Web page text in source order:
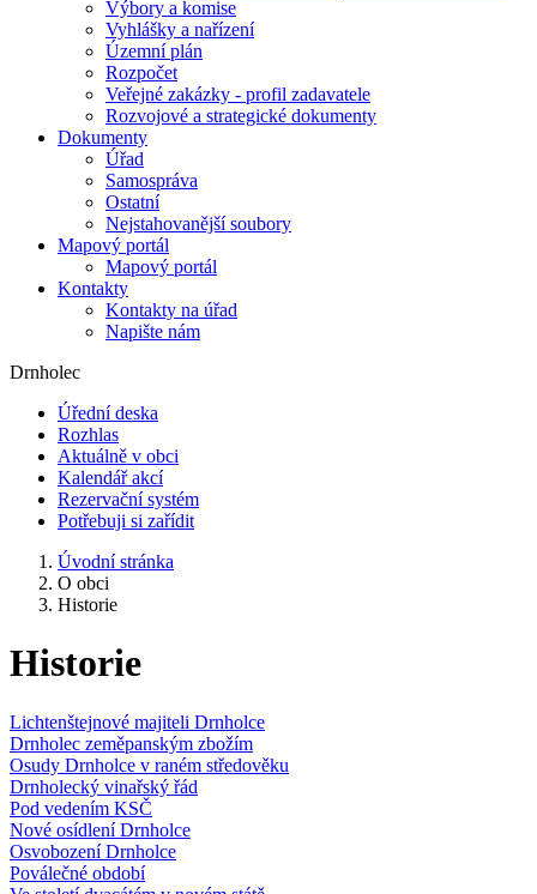
Výbory a komise
Vyhlášky a nařízení
Územní plán
Rozpočet
Veřejné zakázky - profil zadavatele
Rozvojové a strategické dokumenty
Dokumenty
Úřad
Samospráva
Ostatní
Nejstahovanější soubory
Mapový portál
Mapový portál
Kontakty
Kontakty na úřad
Napište nám
Drnholec
Úřední deska
Rozhlas
Aktuálně v obci
Kalendář akcí
Rezervační systém
Potřebuji si zařídit
Úvodní stránka
O obci
Historie
Historie
Lichtenštejnové majiteli Drnholce
Drnholec zeměpanským zbožím
Osudy Drnholce v raném středověku
Drnholecký vinařský řád
Pod vedením KSČ
Nové osídlení Drnholce
Osvobození Drnholce
Poválečné období